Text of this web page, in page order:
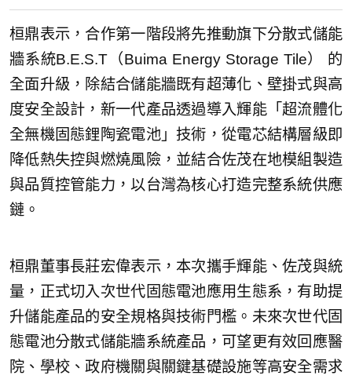
桓鼎表示，合作第一階段將先推動旗下分散式儲能
牆系統B.E.S.T（Buima Energy Storage Tile） 的
全面升級，除結合儲能牆既有超薄化、壁掛式與高
度安全設計，新一代產品透過導入輝能「超流體化
全無機固態鋰陶瓷電池」技術，從電芯結構層級即
降低熱失控與燃燒風險，並結合佐茂在地模組製造
與品質控管能力，以台灣為核心打造完整系統供應
鏈。
桓鼎董事長莊宏偉表示，本次攜手輝能、佐茂與統
量，正式切入次世代固態電池應用生態系，有助提
升儲能產品的安全規格與技術門檻。未來次世代固
態電池分散式儲能牆系統產品，可望更有效回應醫
院、學校、政府機關與關鍵基礎設施等高安全需求